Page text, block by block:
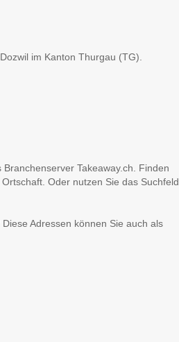
im Kanton Thurgau (TG).
Branchenserver Takeaway.ch. Finden
Oder nutzen Sie das Suchfeld
Adressen können Sie auch als